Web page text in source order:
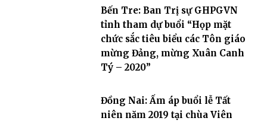
Bến Tre: Ban Trị sự GHPGVN
tỉnh tham dự buổi “Họp mặt
chức sắc tiêu biểu các Tôn giáo
mừng Đảng, mừng Xuân Canh
Tý – 2020”
Đồng Nai: Ấm áp buổi lễ Tất
niên năm 2019 tại chùa Viên